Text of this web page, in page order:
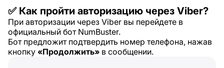
✅ Как пройти авторизацию через Viber?
При авторизации через Viber вы перейдете в
официальный бот NumBuster.
Бот предложит подтвердить номер телефона, нажав
кнопку «Продолжить» в сообщении.